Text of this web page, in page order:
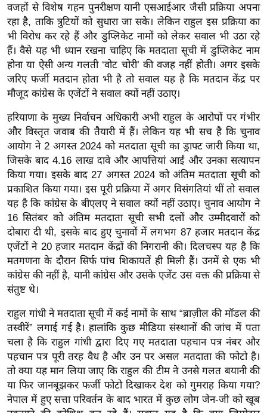
मी
क्षा
B
r
e
a
i
n
g
N
e
w
s
ला
इ
फ
स्टा
इ
ल
टे
क्नॉ
लॉ
जी
ब्यू
टी
वजहों से विशेष गहन पुनरीक्षण यानी एसआईआर जैसी प्रक्रिया अपना
रहा है, ताकि त्रुटियों को सुधारा जा सके। लेकिन राहुल इस प्रक्रिया का
भी विरोध कर रहे हैं और डुप्लिकेट नामों को लेकर सवाल भी उठा रहे
हैं। वैसे यह भी ध्यान रखना चाहिए कि मतदाता सूची में डुप्लिकेट नाम
होना या ऐसी अन्य गलती ‘वोट चोरी’ की वजह नहीं होती। अगर इसके
जरिए फर्जी मतदान होता भी है तो सवाल यह है कि मतदान केंद्र पर
मौजूद कांग्रेस के एजेंटों ने सवाल क्यों नहीं उठाए।
हरियाणा के मुख्य निर्वाचन अधिकारी अभी राहुल के आरोपों पर गंभीर
और विस्तृत जवाब की तैयारी में हैं। लेकिन यह भी सच है कि चुनाव
आयोग ने 2 अगस्त 2024 को मतदाता सूची का ड्राफ्ट जारी किया था,
जिसके बाद 4.16 लाख दावे और आपत्तियां आईं और उनका सत्यापन
किया गया। इसके बाद 27 अगस्त 2024 को अंतिम मतदाता सूची को
प्रकाशित किया गया। इस पूरी प्रक्रिया में अगर विसंगतियां थीं तो सवाल
यह है कि कांग्रेस के बीएलए ने सवाल क्यों नहीं उठाए। चुनाव आयोग ने
16 सितंबर को अंतिम मतदाता सूची सभी दलों और उम्मीदवारों को
दोबारा दी थी, इसके बाद हुए चुनावों में लगभग 87 हजार मतदान केंद्र
एजेंटों ने 20 हजार मतदान केंद्रों की निगरानी की। दिलचस्प यह है कि
मतगणना के दौरान सिर्फ पांच शिकायतें ही मिली हैं। उनमें से एक भी
कांग्रेस की नहीं है, यानी कांग्रेस और उसके एजेंट उस वक्त की प्रक्रिया से
संतुष्ट थे।
राहुल गांधी ने मतदाता सूची में कई नामों के साथ “ब्राज़ील की मॉडल की
तस्वीरें” लगाई गई है। हालांकि कुछ मीडिया संस्थानों की जांच में पता
चला है कि राहुल गांधी द्वारा दिए गए मतदाता पहचान पत्र नंबर और
पहचान पत्र पूरी तरह वैध है और उन पर असल मतदाता की फोटो है।
तो क्या यह मान लिया जाए कि राहुल की टीम ने उनसे गलत बयानी की
या फिर जानबूझकर फर्जी फोटो दिखाकर देश को गुमराह किया गया?
नेपाल में हुए सत्ता परिवर्तन के बाद भारत में कुछ लोग जेन-जी को खूब